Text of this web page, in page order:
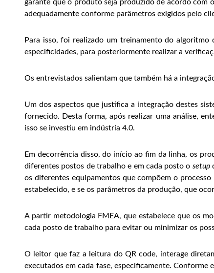
garante que o produto seja produzido de acordo
adequadamente conforme parâmetros exigidos pelo
Para isso, foi realizado um treinamento do
especificidades, para posteriormente realizar a
Os entrevistados salientam que também há a
Um dos aspectos que justifica a integração destes
fornecido. Desta forma, após realizar uma análise,
isso se investiu em indústria 4.0.
Em decorrência disso, do início ao fim da linha, os
diferentes postos de trabalho e em cada posto o setup
os diferentes equipamentos que compõem o
estabelecido, e se os parâmetros da produção, que
A partir metodologia FMEA, que estabelece que os
cada posto de trabalho para evitar ou minimizar os
O leitor que faz a leitura do QR code, interage
executados em cada fase, especificamente. Conforme